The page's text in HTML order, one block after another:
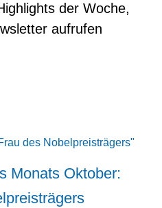
der Woche,
aufrufen
Monats Oktober: